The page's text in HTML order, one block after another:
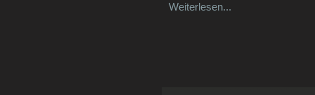
Weiterlesen...